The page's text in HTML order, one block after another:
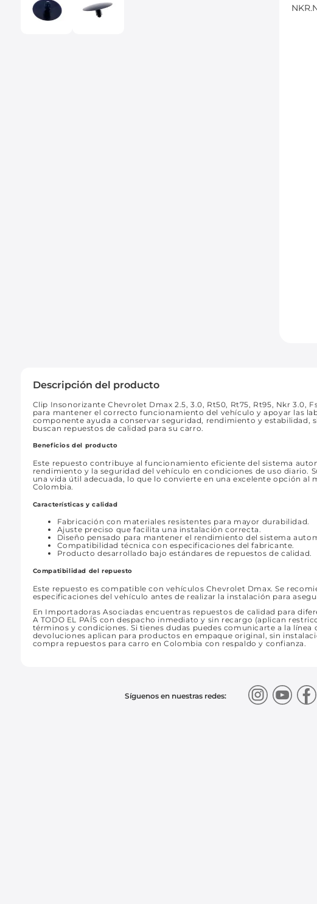
Descripción del producto
Clip Insonorizante Chevrolet Dmax 2.5, 3.0, Rt50, Rt75, Rt95, Nkr 3.0,
para mantener el correcto funcionamiento del vehículo y apoyar las
componente ayuda a conservar seguridad, rendimiento y estabilidad,
buscan repuestos de calidad para su carro.
Beneficios del producto
Este repuesto contribuye al funcionamiento eficiente del sistema
rendimiento y la seguridad del vehículo en condiciones de uso diario.
una vida útil adecuada, lo que lo convierte en una excelente opción
Colombia.
Características y calidad
Fabricación con materiales resistentes para mayor durabilidad.
Ajuste preciso que facilita una instalación correcta.
Diseño pensado para mantener el rendimiento del sistema
Compatibilidad técnica con especificaciones del fabricante.
Producto desarrollado bajo estándares de repuestos de calidad.
Compatibilidad del repuesto
Este repuesto es compatible con vehículos Chevrolet Dmax. Se
especificaciones del vehículo antes de realizar la instalación para
En Importadoras Asociadas encuentras repuestos de calidad para
A TODO EL PAÍS con despacho inmediato y sin recargo (aplican
términos y condiciones. Si tienes dudas puedes comunicarte a la línea
devoluciones aplican para productos en empaque original, sin
compra repuestos para carro en Colombia con respaldo y confianza.
Síguenos en nuestras redes: